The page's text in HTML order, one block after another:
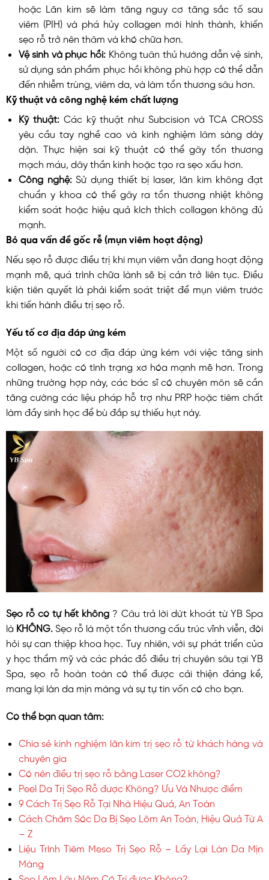
hoặc Lăn kim sẽ làm tăng nguy cơ tăng sắc tố sau
viêm (PIH) và phá hủy collagen mới hình thành, khiến
sẹo rỗ trở nên thâm và khó chữa hơn.
Vệ sinh và phục hồi: Không tuân thủ hướng dẫn vệ sinh,
sử dụng sản phẩm phục hồi không phù hợp có thể dẫn
đến nhiễm trùng, viêm da, và làm tổn thương sâu hơn.
Kỹ thuật và công nghệ kém chất lượng
Kỹ thuật: Các kỹ thuật như Subcision và TCA CROSS
yêu cầu tay nghề cao và kinh nghiệm lâm sàng dày
dặn. Thực hiện sai kỹ thuật có thể gây tổn thương
mạch máu, dây thần kinh hoặc tạo ra sẹo xấu hơn.
Công nghệ: Sử dụng thiết bị laser, lăn kim không đạt
chuẩn y khoa có thể gây ra tổn thương nhiệt không
kiểm soát hoặc hiệu quả kích thích collagen không đủ
mạnh.
Bỏ qua vấn đề gốc rễ (mụn viêm hoạt động)
Nếu sẹo rỗ được điều trị khi mụn viêm vẫn đang hoạt động
mạnh mẽ, quá trình chữa lành sẽ bị cản trở liên tục. Điều
kiện tiên quyết là phải kiểm soát triệt để mụn viêm trước
khi tiến hành điều trị sẹo rỗ.
Yếu tố cơ địa đáp ứng kém
Một số người có cơ địa đáp ứng kém với việc tăng sinh
collagen, hoặc có tình trạng xơ hóa mạnh mẽ hơn. Trong
những trường hợp này, các bác sĩ có chuyên môn sẽ cần
tăng cường các liệu pháp hỗ trợ như PRP hoặc tiêm chất
làm đầy sinh học để bù đắp sự thiếu hụt này.
Sẹo rỗ có tự hết không ? Câu trả lời dứt khoát từ YB Spa
là KHÔNG. Sẹo rỗ là một tổn thương cấu trúc vĩnh viễn, đòi
hỏi sự can thiệp khoa học. Tuy nhiên, với sự phát triển của
y học thẩm mỹ và các phác đồ điều trị chuyên sâu tại YB
Spa, sẹo rỗ hoàn toàn có thể được cải thiện đáng kể,
mang lại làn da mịn màng và sự tự tin vốn có cho bạn.
Có thể bạn quan tâm:
Chia sẻ kinh nghiệm lăn kim trị sẹo rỗ từ khách hàng và
chuyên gia
Có nên điều trị sẹo rỗ bằng Laser CO2 không?
Peel Da Trị Sẹo Rỗ được Không? Ưu Và Nhược điểm
9 Cách Trị Sẹo Rỗ Tại Nhà Hiệu Quả, An Toàn
Cách Chăm Sóc Da Bị Sẹo Lõm An Toàn, Hiệu Quả Từ A
– Z
Liệu Trình Tiêm Meso Trị Sẹo Rỗ – Lấy Lại Làn Da Mịn
Màng
Sẹo Lõm Lâu Năm Có Trị được Không?